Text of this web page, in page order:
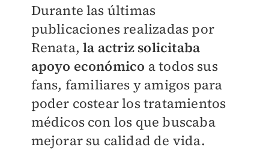
Durante las últimas
publicaciones realizadas por
Renata,la actriz solicitaba
apoyo económico a todos sus
fans, familiares y amigos para
poder costear los tratamientos
médicos con los que buscaba
mejorar su calidad de vida.